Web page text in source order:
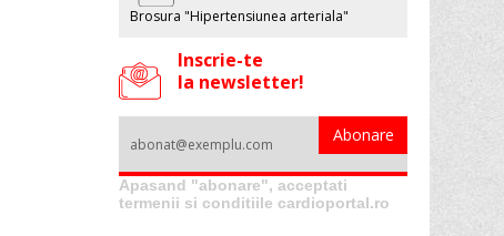
Brosura "Hipertensiunea arteriala"
Inscrie-te
la newsletter!
Apasand "abonare", acceptati
termenii si conditiile cardioportal.ro